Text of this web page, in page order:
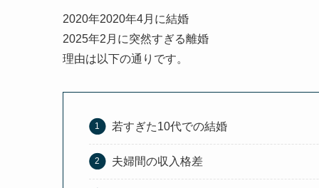
2020年2020年4月に結婚
2025年2月に突然すぎる離婚
理由は以下の通りです。
若すぎた10代での結婚
夫婦間の収入格差